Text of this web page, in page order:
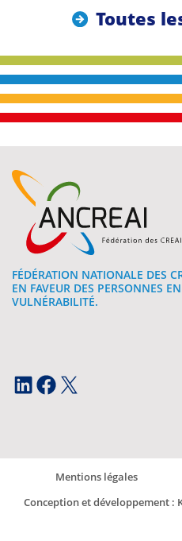
Toutes
FÉDÉRATION NATIONALE DES
EN FAVEUR DES PERSONNES
VULNÉRABILITÉ.
LinkedIn Facebook X
Mentions légales
Conception et développement :